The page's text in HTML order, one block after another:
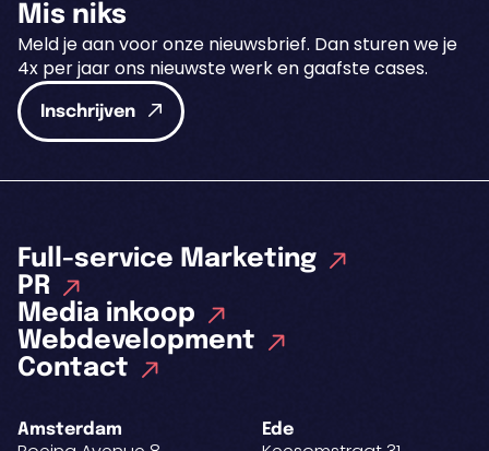
Mis niks
Meld je aan voor onze nieuwsbrief. Dan sturen we je
4x per jaar ons nieuwste werk en gaafste cases.
Inschrijven
Full-service Marketing
PR
Media inkoop
Webdevelopment
Contact
Amsterdam Ede